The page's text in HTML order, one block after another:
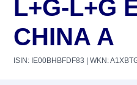
L+G-L+G
CHINA A
ISIN: IE00BHBFDF83 | WKN: